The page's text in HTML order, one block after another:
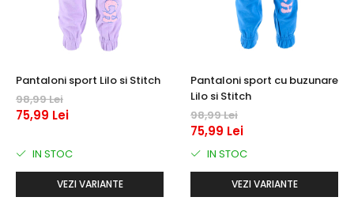
Pantaloni sport Lilo si Stitch
98,99 Lei
75,99 Lei
IN STOC
VEZI VARIANTE
Pantaloni sport cu buzunare
Lilo si Stitch
98,99 Lei
75,99 Lei
IN STOC
VEZI VARIANTE